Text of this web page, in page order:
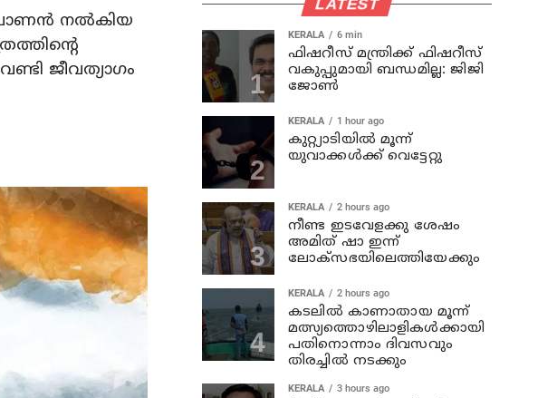
പ്രാണൻ നൽകിയ
ജീവത്യാഗം
LATEST
KERALA 6 min
ഫിഷറീസ് മന്ത്രിക്ക് ഫിഷറീസ്
വകുപ്പുമായി ബന്ധമില്ല: ജിജി
ജോണ്‍
KERALA 1 hour ago
കുറ്റ്യാടിയില്‍ മൂന്ന്
യുവാക്കള്‍ക്ക് വെട്ടേറ്റു
KERALA 2 hours ago
നീണ്ട ഇടവേളക്കു ശേഷം
അമിത് ഷാ ഇന്ന്
ലോക്‌സഭയിലെത്തിയേക്കും
KERALA 2 hours ago
കടലില്‍ കാണാതായ മൂന്ന്
മത്സ്യത്തൊഴിലാളികള്‍ക്കായി
പതിനൊന്നാം ദിവസവും
തിരച്ചില്‍ നടക്കും
KERALA 3 hours ago